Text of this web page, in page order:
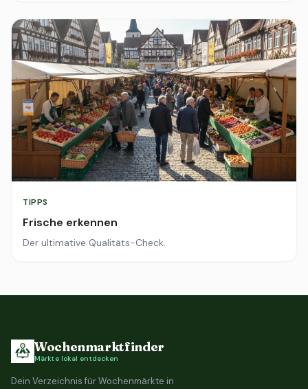
TIPPS
Frische erkennen
Der ultimative Qualitäts-Check.
Wochenmarktfinder
Märkte lokal entdecken
Dein Verzeichnis für Wochenmärkte in